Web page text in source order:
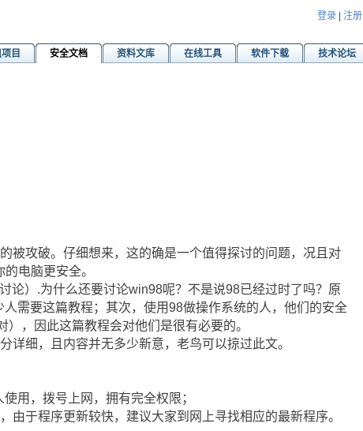
登录 注册
目 安全文档 资料文库 在线工具 软件下载
技术论坛
被攻破。仔细想来，这的确是一个值得探讨的问题，况且对
电脑更安全。
论）.为什么还要讨论win98呢？不是说98已经过时了吗？原
需要这篇教程；其次，使用98做操作系统的人，他们的安全
，因此这篇教程会对他们是很有必要的。
详细，且内容并无多少新意，老鸟可以掠过此文。
用，拨号上网，拥有完全权限；
于程序更新较快，建议大家到网上寻找相应的最新程序。